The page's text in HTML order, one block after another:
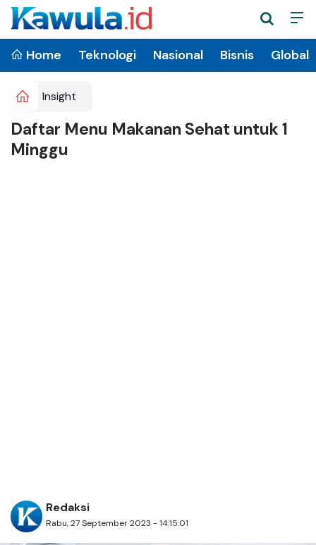
Home Teknologi Nasional Bisnis Global
Insight
Daftar Menu Makanan Sehat untuk 1
Minggu
Redaksi
Rabu, 27 September 2023 - 14:15:01